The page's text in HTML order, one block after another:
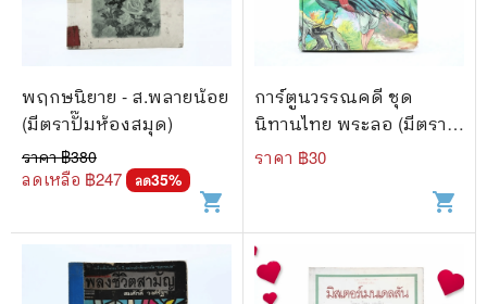
พฤกษนิยาย - ส.พลายน้อย
(มีตราปั๊มห้องสมุด)
ราคา ฿380
ลดเหลือ ฿247 ลด35%
shopping_cart
การ์ตูนวรรณคดี ชุด
นิทานไทย พระลอ (มีตรา
ปั๊มห้องสมุด)
ราคา ฿30
shopping_cart